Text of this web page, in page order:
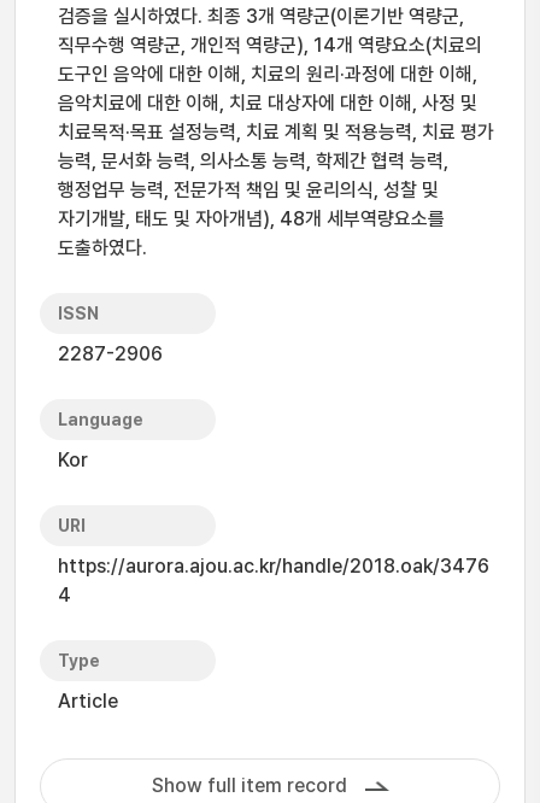
검증을 실시하였다. 최종 3개 역량군(이론기반 역량군,
직무수행 역량군, 개인적 역량군), 14개 역량요소(치료의
도구인 음악에 대한 이해, 치료의 원리·과정에 대한 이해,
음악치료에 대한 이해, 치료 대상자에 대한 이해, 사정 및
치료목적·목표 설정능력, 치료 계획 및 적용능력, 치료 평가
능력, 문서화 능력, 의사소통 능력, 학제간 협력 능력,
행정업무 능력, 전문가적 책임 및 윤리의식, 성찰 및
자기개발, 태도 및 자아개념), 48개 세부역량요소를
도출하였다.
ISSN
2287-2906
Language
Kor
URI
https://aurora.ajou.ac.kr/handle/2018.oak/3476
4
Type
Article
Show full item record